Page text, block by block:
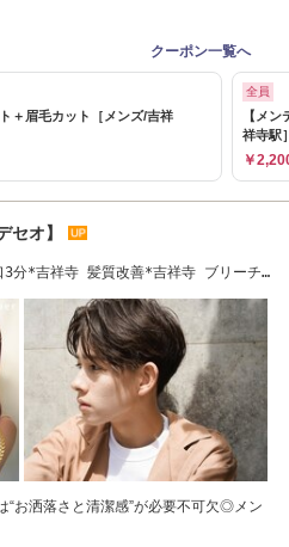
クーポン一覧へ
＋眉毛カット［メンズ/吉祥
全員
【メ
祥寺駅
￥
オ】
3分*吉祥寺 髪質改善*吉祥寺 ブリーチ*
“お洒落さと清潔感”が必要不可欠◎メン